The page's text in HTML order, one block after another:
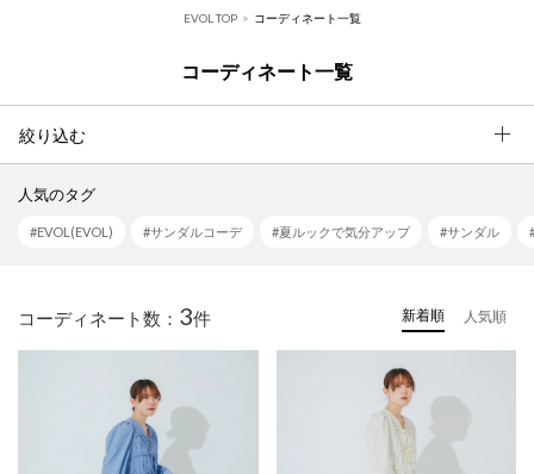
EVOL TOP コーディネート一覧
コーディネート一覧
絞り込む
人気のタグ
#EVOL(EVOL) #サンダルコーデ #夏ルックで気分アップ #サンダル
コーディネート数： 3件 新着順 人気順